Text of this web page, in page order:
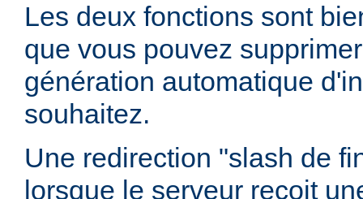
Les deux fonctions sont
que vous pouvez
génération automatique
souhaitez.
Une redirection "slash de
lorsque le serveur reçoit